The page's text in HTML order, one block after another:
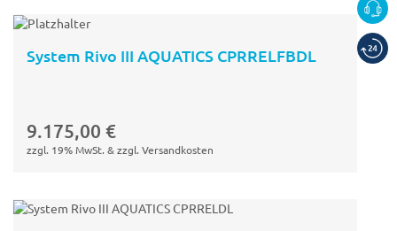
System Rivo III AQUATICS CPRRELFBDL
9.175,00 €
zzgl. 19% MwSt. & zzgl. Versandkosten